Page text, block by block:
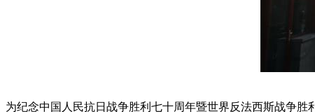
为纪念中国人民抗日战争胜利七十周年暨世界反法西斯战争